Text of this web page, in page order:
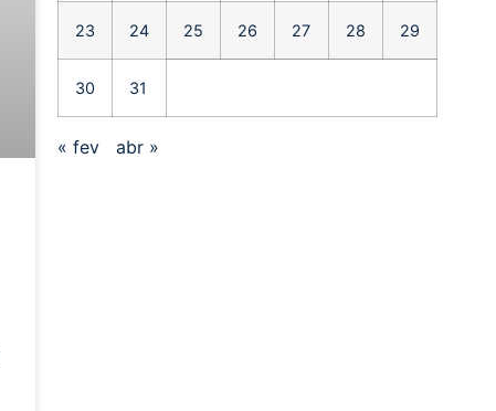
23 24 25 26 27 28 29
30 31
« fev abr »